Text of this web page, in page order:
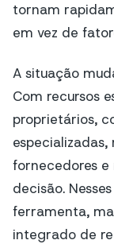
tornam
em vez de
A situação
Com recursos
proprietários,
fornecedores
decisão.
ferramenta,
integrado de